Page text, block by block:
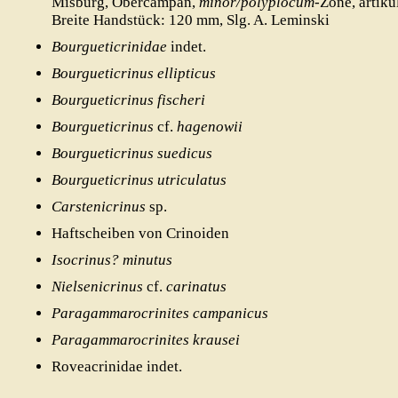
FOSSILIEN
Was sind Fossilien
Fundstellen
Fossilfunde
Präparation
APH-AUSSTELLUNG
Fossilienausstellung
Präparationswerkstatt
APH-PUBLIKATIONEN
Aktuelles APH-Heft
Download alter Hefte
Sonderhefte/-bände
Service für Autoren
Breite Handstück: 120 mm, Slg. A. Leminski
Bourgueticrinidae indet.
Bourgueticrinus ellipticus
Bourgueticrinus fischeri
Bourgueticrinus cf.hagenowii
Bourgueticrinus suedicus
Bourgueticrinus utriculatus
Carstenicrinus sp.
Haftscheiben von Crinoiden
Isocrinus? minutus
Nielsenicrinus cf.carinatus
Paragammarocrinites campanicus
Paragammarocrinites krausei
Roveacrinidae indet.